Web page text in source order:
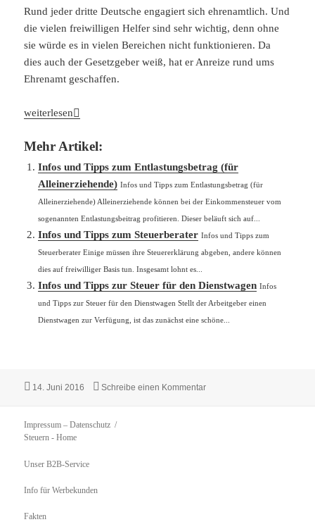
Rund jeder dritte Deutsche engagiert sich ehrenamtlich. Und
die vielen freiwilligen Helfer sind sehr wichtig, denn ohne
sie würde es in vielen Bereichen nicht funktionieren. Da
dies auch der Gesetzgeber weiß, hat er Anreize rund ums
Ehrenamt geschaffen.
Infos und Tipps zur Ehrenamtspauschale
weiterlesen
Mehr Artikel:
Infos und Tipps zum Entlastungsbetrag (für
Alleinerziehende) Infos und Tipps zum Entlastungsbetrag (für
Alleinerziehende) Alleinerziehende können bei der Einkommensteuer vom
sogenannten Entlastungsbeitrag profitieren. Dieser beläuft sich auf...
Infos und Tipps zum Steuerberater Infos und Tipps zum
Steuerberater Einige müssen ihre Steuererklärung abgeben, andere können
dies auf freiwilliger Basis tun. Insgesamt lohnt es...
Infos und Tipps zur Steuer für den Dienstwagen Infos
und Tipps zur Steuer für den Dienstwagen Stellt der Arbeitgeber einen
Dienstwagen zur Verfügung, ist das zunächst eine schöne...
Veröffentlicht
14. Juni 2016 Schreibe einen Kommentarzu Infos und Tipps zur
Impressum – Datenschutz
Steuern - Home
Unser B2B-Service
Info für Werbekunden
Fakten